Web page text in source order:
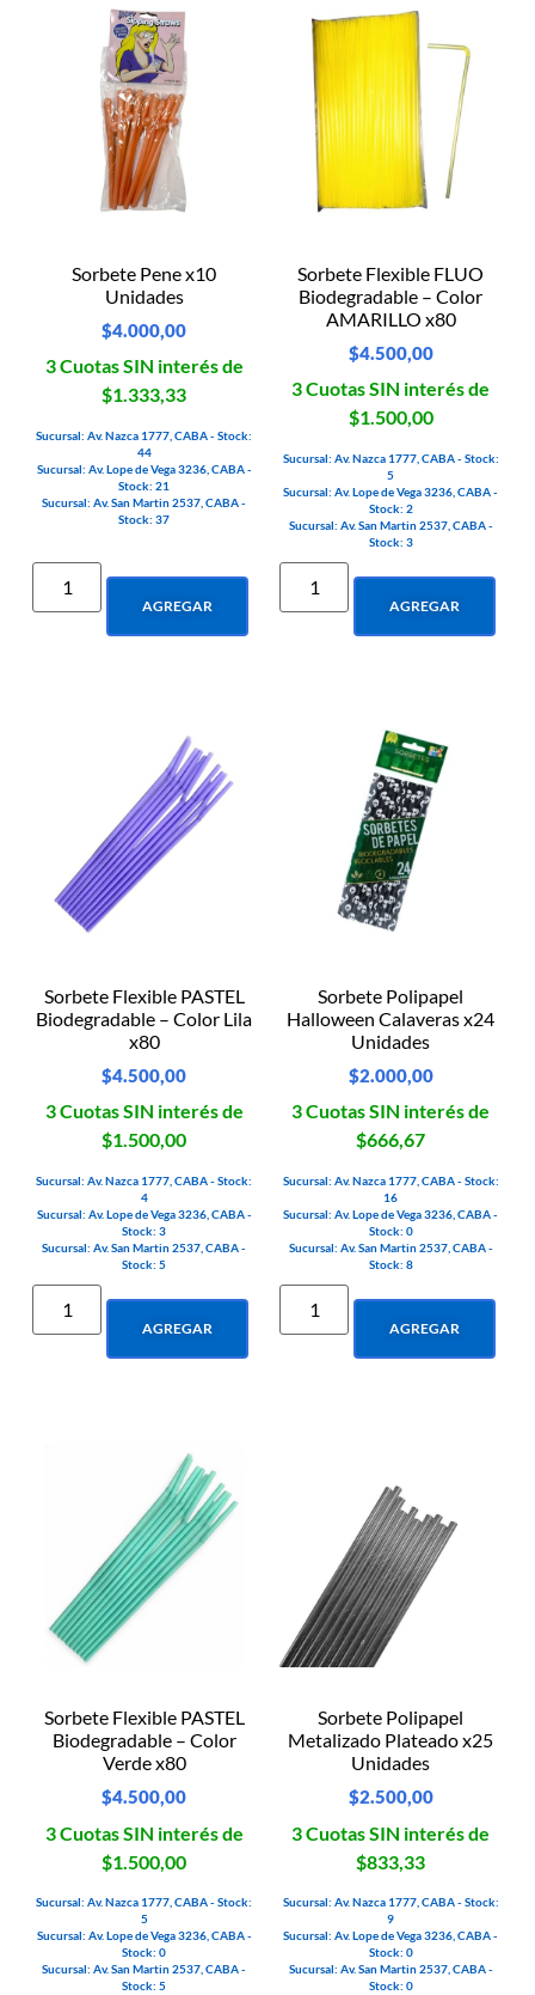
Sorbete Pene x10
Unidades
$4.000,00
3 Cuotas SIN interés de
$1.333,33
Sucursal: Av. Nazca 1777, CABA - Stock:
44
Sucursal: Av. Lope de Vega 3236, CABA -
Stock: 21
Sucursal: Av. San Martin 2537, CABA -
Stock: 37
AGREGAR
Sorbete Flexible FLUO
Biodegradable – Color
AMARILLO x80
$4.500,00
3 Cuotas SIN interés de
$1.500,00
Sucursal: Av. Nazca 1777, CABA - Stock:
5
Sucursal: Av. Lope de Vega 3236, CABA -
Stock: 2
Sucursal: Av. San Martin 2537, CABA -
Stock: 3
AGREGAR
Sorbete Flexible PASTEL
Biodegradable – Color Lila
x80
$4.500,00
3 Cuotas SIN interés de
$1.500,00
Sucursal: Av. Nazca 1777, CABA - Stock:
4
Sucursal: Av. Lope de Vega 3236, CABA -
Stock: 3
Sucursal: Av. San Martin 2537, CABA -
Stock: 5
AGREGAR
Sorbete Polipapel
Halloween Calaveras x24
Unidades
$2.000,00
3 Cuotas SIN interés de
$666,67
Sucursal: Av. Nazca 1777, CABA - Stock:
16
Sucursal: Av. Lope de Vega 3236, CABA -
Stock: 0
Sucursal: Av. San Martin 2537, CABA -
Stock: 8
AGREGAR
Sorbete Flexible PASTEL
Biodegradable – Color
Verde x80
$4.500,00
3 Cuotas SIN interés de
$1.500,00
Sucursal: Av. Nazca 1777, CABA - Stock:
5
Sucursal: Av. Lope de Vega 3236, CABA -
Stock: 0
Sucursal: Av. San Martin 2537, CABA -
Stock: 5
Sorbete Polipapel
Metalizado Plateado x25
Unidades
$2.500,00
3 Cuotas SIN interés de
$833,33
Sucursal: Av. Nazca 1777, CABA - Stock:
9
Sucursal: Av. Lope de Vega 3236, CABA -
Stock: 0
Sucursal: Av. San Martin 2537, CABA -
Stock: 0